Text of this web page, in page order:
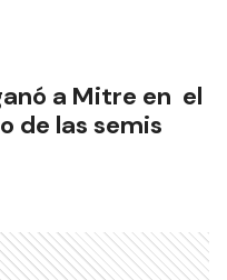
a Mitre en el
de las semis